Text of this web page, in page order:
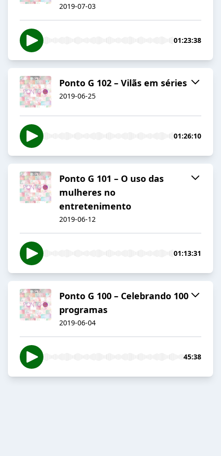
2019-07-03
01:23:38
Ponto G 102 – Vilãs em séries
2019-06-25
01:26:10
Ponto G 101 – O uso das
mulheres no
entretenimento
2019-06-12
01:13:31
Ponto G 100 – Celebrando 100
programas
2019-06-04
45:38